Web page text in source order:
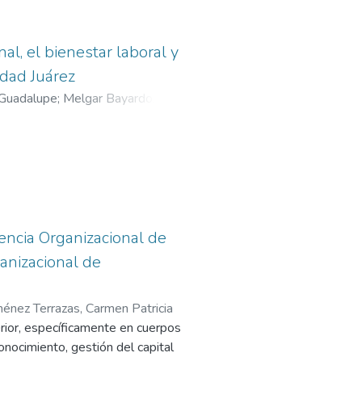
el bienestar laboral y
Juárez
; Melgar Bayardo,
Organizacional de
de
Terrazas, Carmen Patricia
específicamente en cuerpos
gestión del capital
investigación, han